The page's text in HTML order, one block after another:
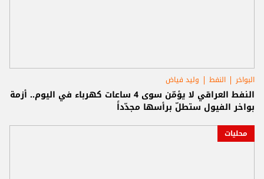
البواخر النفط وليد فياض
النفط العراقي لا يؤمّن سوى 4 ساعات كهرباء في اليوم.. أزمة
بواخر الفيول ستطلّ برأسها مجدّداً
محليات